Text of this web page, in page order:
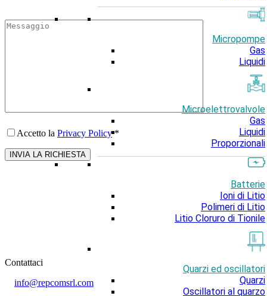
Micropompe
Gas
Liquidi
Microelettrovalvole
Gas
Liquidi
Proporzionali
Batterie
Ioni di Litio
Polimeri di Litio
Litio Cloruro di Tionile
Quarzi ed oscillatori
Quarzi
Oscillatori al quarzo
Accetto la Privacy Policy*
Contattaci
info@repcomsrl.com